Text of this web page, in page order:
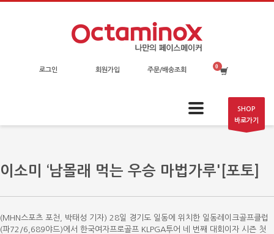
로그인 회원가입 주문/배송조회
SHOP
바로가기
이소미 ‘남몰래 먹는 우승 마법가루'[포토]
(MHN스포츠 포천, 박태성 기자) 28일 경기도 일동에 위치한 일동레이크골프클럽
(파72/6,689야드)에서 한국여자프로골프 KLPGA투어 네 번째 대회이자 시즌 첫